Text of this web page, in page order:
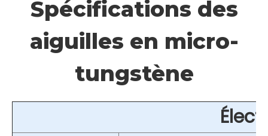
différents besoins chirurgicaux.
Spécifications des